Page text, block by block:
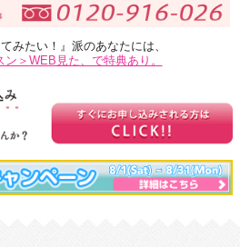
みたい！』派のあなたには、
ン＞WEB見た、で特典あり。